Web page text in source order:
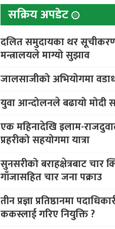
सक्रिय अपडेट
दलित समुदायका थर
मन्त्रालयले माग्यो सुझाव
जालसाजीको अभियोगमा
युवा आन्दोलनले बढायो मोदी
एक महिनादेखि इलाम-
प्रहरीको सहयोगमा यात्रा
सुनसरीको बराहक्षेत्रबाट चार
गाँजासहित चार जना पक्राउ
तीन प्रज्ञा प्रतिष्ठानमा
ककस्लाई गरिए नियुक्ति ?